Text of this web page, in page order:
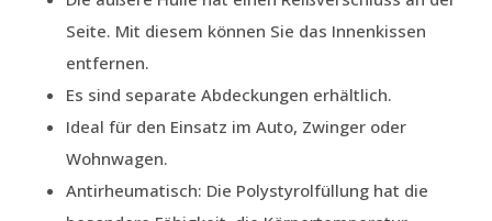
Seite. Mit diesem können Sie das Innenkissen
entfernen.
Es sind separate Abdeckungen erhältlich.
Ideal für den Einsatz im Auto, Zwinger oder
Wohnwagen.
Antirheumatisch: Die Polystyrolfüllung hat die